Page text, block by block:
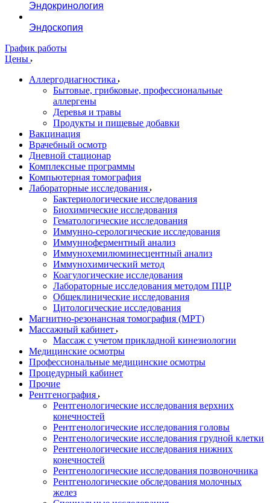
Эндокринология
Эндоскопия
График работы
Цены
Аллергодиагностика
Бытовые, грибковые, профессиональные
аллергены
Деревья и травы
Продукты и пищевые добавки
Вакцинация
Врачебный осмотр
Дневной стационар
Комплексные программы
Компьютерная томография
Лабораторные исследования
Бактериологические исследования
Биохимические исследования
Гематологические исследования
Иммунно-серологические исследования
Иммунноферментный анализ
Иммунохемилюминесцентный анализ
Иммунохимический метод
Коагулогические исследования
Лабораторные исследования методом ПЦР
Общеклинические исследования
Цитологические исследования
Магнитно-резонансная томография (МРТ)
Массажный кабинет
Массаж с учетом прикладной кинезиологии
Медицинские осмотры
Профессиональные медицинские осмотры
Процедурный кабинет
Прочие
Рентгенография
Рентгенологические исследования верхних
конечностей
Рентгенологические исследования головы
Рентгенологические исследования грудной клетки
Рентгенологические исследования нижних
конечностей
Рентгенологические исследования позвоночника
Рентгенологические обследования молочных
желез